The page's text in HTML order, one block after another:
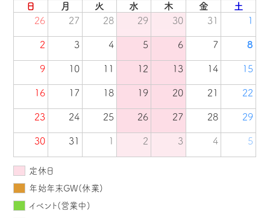
日 月 火 水 木 金
土
26
27 28 29 30 31 1
2 3 4 5 6 7 8
9 10 11 12 13 14 15
16 17 18 19 20 21 22
23 24 25 26 27 28 29
30 31 1 2 3 4 5
定休日
年始年末GW(休業)
イベント(営業中)